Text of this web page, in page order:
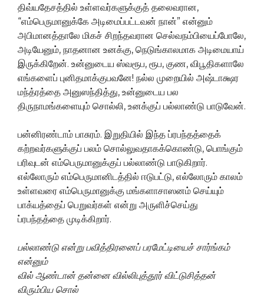
திவ்யதேசத்தில் உள்ளவர்களுக்குத் தலைவரான,
“எம்பெருமானுக்கே அடிமைப்பட்டவன் நான்” என்னும்
அபிமானத்தாலே மிகச் சிறந்தவரான செல்வநம்பியைப்போலே,
அடியேனும், நாதனான உனக்கு, நெடுங்காலமாக அடிமையாய்
இருக்கிறேன். உன்னுடைய ஸ்வரூப, ரூப, குண, விபூதிகளாலே
எங்களைப் புனிதமாக்குபவனே! நல்ல முறையில் அஷ்டாக்ஷர
மந்த்ரத்தை அனுஸந்தித்து, உன்னுடைய பல
திருநாமங்களையும் சொல்லி, உனக்குப் பல்லாண்டு பாடுவேன்.
பன்னிரண்டாம் பாசுரம். இறுதியில் இந்த ப்ரபந்தத்தைக்
கற்றவர்களுக்குப் பலம் சொல்லுவதாகக்கொண்டு, பொங்கும்
பரிவுடன் எம்பெருமானுக்குப் பல்லாண்டு பாடுகிறார்.
எல்லோரும் எம்பெருமானிடத்தில் ஈடுபட்டு, எல்லோரும் காலம்
உள்ளவரை எம்பெருமானுக்கு மங்களாசாஸனம் செய்யும்
பாக்யத்தைப் பெறுவர்கள் என்று அருளிச்செய்து
ப்ரபந்தத்தை முடிக்கிறார்.
பல்லாண்டு என்று பவித்திரனைப் பரமேட்டியைச் சார்ங்கம்
என்னும்
வில் ஆண்டான் தன்னை வில்லிபுத்தூர் விட்டுசித்தன்
விரும்பிய சொல்